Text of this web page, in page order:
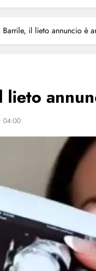
Barrile, il lieto annuncio è
lieto
04:00